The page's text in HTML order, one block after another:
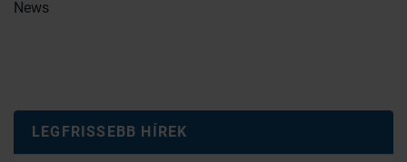
News
LEGFRISSEBB HÍREK